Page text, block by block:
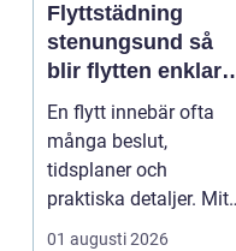
Flyttstädning
stenungsund så
blir flytten enklare
och mer trygg
En flytt innebär ofta
många beslut,
tidsplaner och
praktiska detaljer. Mitt
i allt hamnar
01 augusti 2026